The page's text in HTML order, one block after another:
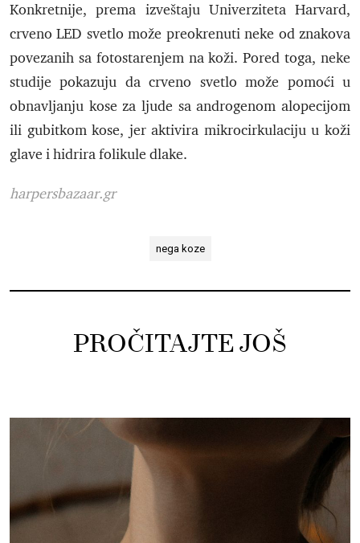
Konkretnije, prema izveštaju Univerziteta Harvard,
crveno LED svetlo može preokrenuti neke od znakova
povezanih sa fotostarenjem na koži. Pored toga, neke
studije pokazuju da crveno svetlo može pomoći u
obnavljanju kose za ljude sa androgenom alopecijom
ili gubitkom kose, jer aktivira mikrocirkulaciju u koži
glave i hidrira folikule dlake.
harpersbazaar.gr
nega koze
PROČITAJTE JOŠ